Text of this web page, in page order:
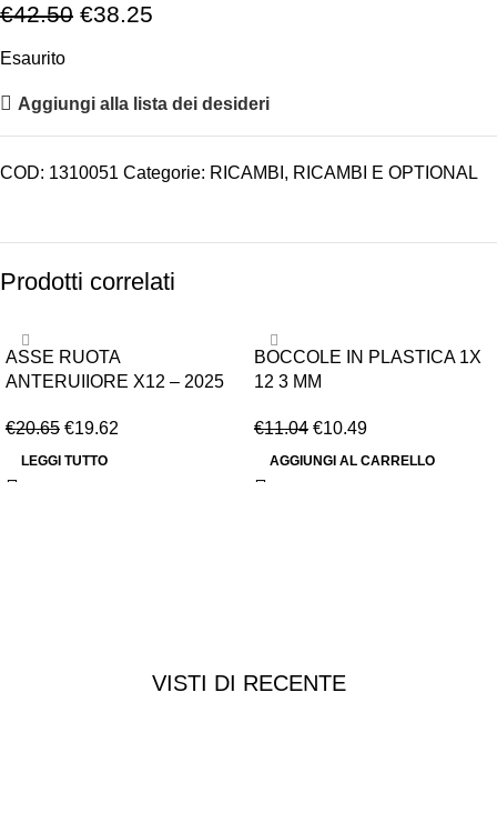
€42.50 €38.25
Esaurito
Aggiungi alla lista dei desideri
COD: 1310051 Categorie: RICAMBI , RICAMBI E OPTIONAL
Prodotti correlati
-5%
ESAURITO
ASSE RUOTA
ANTERUIIORE X12 – 2025
€20.65 €19.62
LEGGI TUTTO
-5%
BOCCOLE IN PLASTICA 1X
12 3 MM
€11.04 €10.49
AGGIUNGI AL CARRELLO
VISTI DI RECENTE